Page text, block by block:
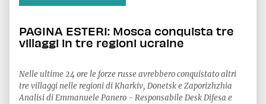
PAGINA ESTERI: Mosca conquista tre
villaggi in tre regioni ucraine
Nelle ultime 24 ore le forze russe avrebbero conquistato altri
tre villaggi nelle regioni di Kharkiv, Donetsk e Zaporizhzhia
Analisi di Emmanuele Panero - Responsabile Desk Difesa e